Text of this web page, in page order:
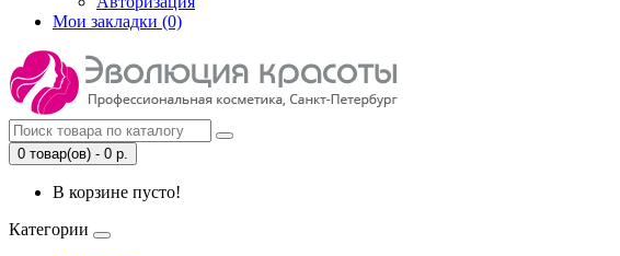
Мои закладки (0)
0 товар(ов) - 0 р.
В корзине пусто!
Категории